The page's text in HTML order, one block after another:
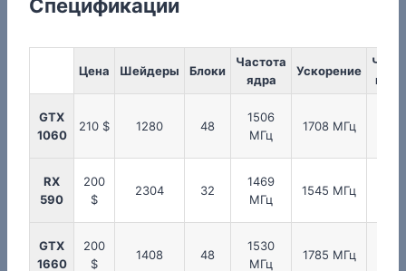
Спецификации
Цена Шейдеры Блоки
Частота
ядра
Ускорение
GTX
1060
210 $ 1280 48
1506
МГц
1708 МГц
RX
590
200
$
2304 32
1469
МГц
1545 МГц
GTX
1660
200
$
1408 48
1530
МГц
1785 МГц